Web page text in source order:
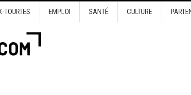
TOURTES EMPLOI SANTÉ CULTURE